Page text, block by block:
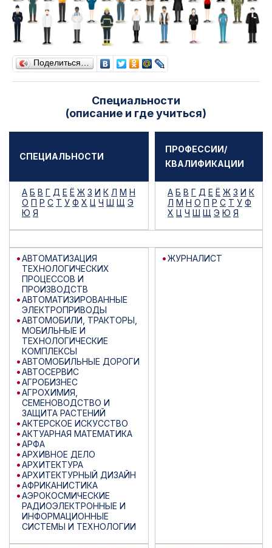
Поделиться…
Специальности
(описание и где учиться)
СПЕЦИАЛЬНОСТИ
ПРОФЕССИИ/
КВАЛИФИКАЦИИ
А Б В Г Д Е Ё Ж З И К Л М Н
О П Р С Т У Ф Х Ц Ч Ш Щ Э
Ю Я
А Б В Г Д Е Ё Ж З И К
Л М Н О П Р С Т У Ф
Х Ц Ч Ш Щ Э Ю Я
АВТОМАТИЗАЦИЯ
ТЕХНОЛОГИЧЕСКИХ
ПРОЦЕССОВ И
ПРОИЗВОДСТВ
АВТОМАТИЗИРОВАННЫЕ
ЭЛЕКТРОПРИВОДЫ
АВТОМОБИЛИ, ТРАКТОРЫ,
МОБИЛЬНЫЕ И
ТЕХНОЛОГИЧЕСКИЕ
КОМПЛЕКСЫ
АВТОМОБИЛЬНЫЕ ДОРОГИ
АВТОСЕРВИС
АГРОБИЗНЕС
АГРОХИМИЯ,
СЕМЕНОВОДСТВО И
ЗАЩИТА РАСТЕНИЙ
АКТЕРСКОЕ ИСКУССТВО
АКТУАРНАЯ МАТЕМАТИКА
АРФА
АРХИВНОЕ ДЕЛО
АРХИТЕКТУРА
АРХИТЕКТУРНЫЙ ДИЗАЙН
АФРИКАНИСТИКА
АЭРОКОСМИЧЕСКИЕ
РАДИОЭЛЕКТРОННЫЕ И
ИНФОРМАЦИОННЫЕ
СИСТЕМЫ И ТЕХНОЛОГИИ
ЖУРНАЛИСТ